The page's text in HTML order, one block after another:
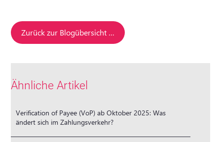
Zurück zur Blogübersicht …
Ähnliche Artikel
Verification of Payee (VoP) ab Oktober 2025: Was
ändert sich im Zahlungsverkehr?